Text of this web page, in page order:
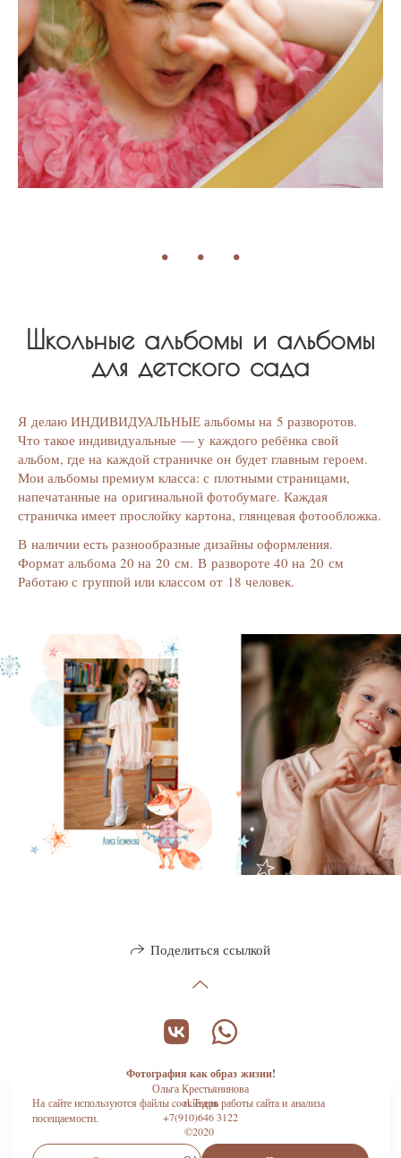
Школьные альбомы и альбомы
для детского сада
Я делаю ИНДИВИДУАЛЬНЫЕ альбомы на 5 разворотов.
Что такое индивидуальные — у каждого ребёнка свой
альбом, где на каждой страничке он будет главным героем.
Мои альбомы премиум класса: с плотными страницами,
напечатанные на оригинальной фотобумаге. Каждая
страничка имеет прослойку картона, глянцевая фотообложка.
В наличии есть разнообразные дизайны оформления.
Формат альбома 20 на 20 см. В развороте 40 на 20 см
Работаю с группой или классом от 18 человек.
Поделиться ссылкой
Фотография как образ жизни!
Ольга Крестьянинова
г. Тверь
+7(910)646 3122
©2020
На сайте используются файлы cookie для работы сайта и анализа
посещаемости.